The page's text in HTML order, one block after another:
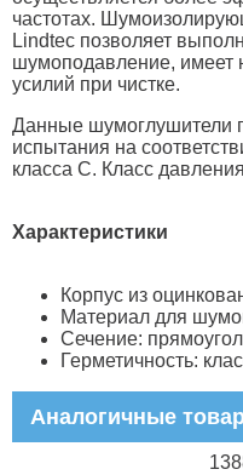
частотах.
Lindtec позволяет
шумоподавление, имеет
усилий при чистке.
Данные шумоглушители
испытания на
класса С. Класс
Характеристики
Корпус из
Материал для
Сечение:
Герметичность:
Аналогичные